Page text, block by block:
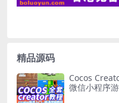
精品源码
Cocos
微信小程序